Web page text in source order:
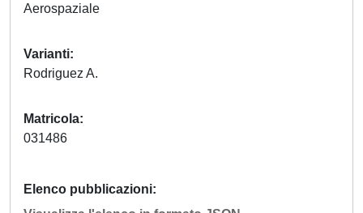
Aerospaziale
Varianti
Rodriguez A.
Matricola
031486
Elenco pubblicazioni